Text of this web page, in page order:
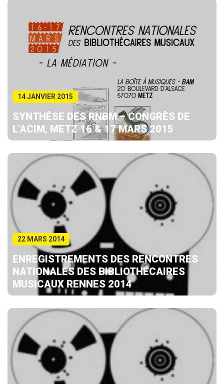
14 JANVIER 2015
SYNTHÈSE DES RNBM – CONGRÈS DE
L’ACIM, METZ 16 & 17 MARS 2015
22 MARS 2014
ENREGISTREMENTS DES RENCONTRES
NATIONALES DES BIBLIOTHÉCAIRES
MUSICAUX RENNES 2014